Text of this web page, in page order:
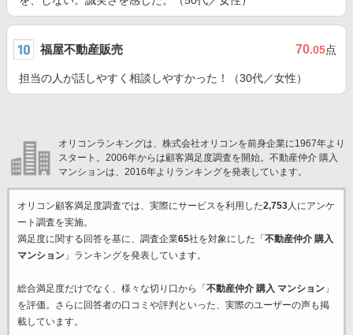
福屋不動産販売 70.05点
担当の人が話しやすく相談しやすかった！（30代／女性）
オリコンランキングは、株式会社オリコンを前身企業に1967年より
スタート。2006年からは顧客満足度調査を開始。不動産仲介 購入
マンションは、2016年よりランキングを発表しています。
オリコン顧客満足度調査では、実際にサービスを利用した2,753人にアンケ
ート調査を実施。
満足度に関する回答を基に、調査企業65社を対象にした「 不動産仲介 購入
マンション」ランキングを発表しています。
総合満足度だけでなく、様々な切り口から「 不動産仲介 購入 マンション」
を評価。さらに回答者の口コミや評判といった、実際のユーザーの声も掲
載しています。